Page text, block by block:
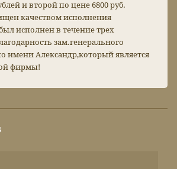
и второй по цене 6800 руб.
качеством исполнения
исполнен в течение трех
зам.генерального
имени Александр,который является
фирмы!